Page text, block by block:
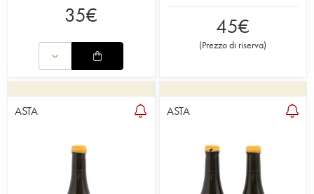
35€ 45€
(Prezzo di riserva)
ASTA ASTA